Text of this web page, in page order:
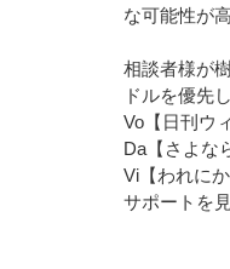
な可能性が
相談者様が
ドルを優先
Vo【日刊ウ
Da【さよな
Vi【われに
サポートを